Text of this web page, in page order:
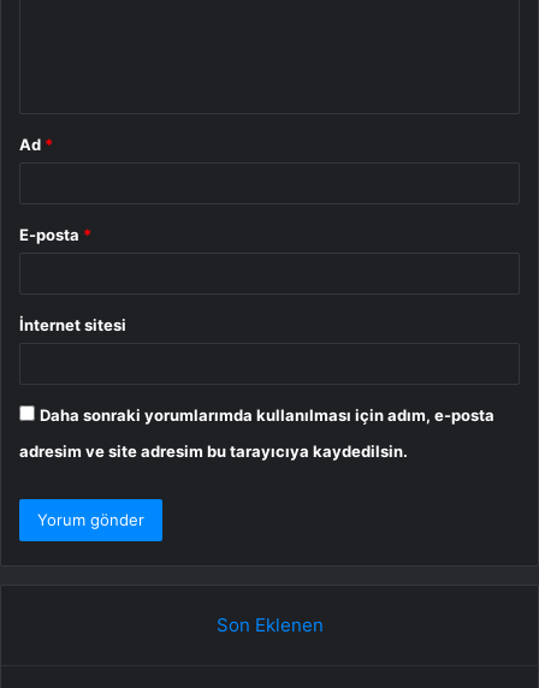
Ad *
E-posta *
İnternet sitesi
Daha sonraki yorumlarımda kullanılması için adım, e-posta
adresim ve site adresim bu tarayıcıya kaydedilsin.
Son Eklenen